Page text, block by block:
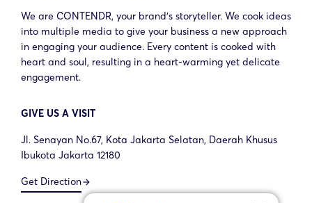
We are CONTENDR, your brand’s storyteller. We cook ideas
into multiple media to give your business a new approach
in engaging your audience. Every content is cooked with
heart and soul, resulting in a heart-warming yet delicate
engagement.
GIVE US A VISIT
Jl. Senayan No.67, Kota Jakarta Selatan, Daerah Khusus
Ibukota Jakarta 12180
Get Directionarrow_forward